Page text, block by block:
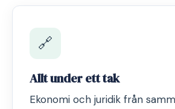
🔗
Allt under ett tak
Ekonomi och juridik från